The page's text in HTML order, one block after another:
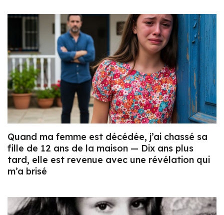
Quand ma femme est décédée, j’ai chassé sa
fille de 12 ans de la maison — Dix ans plus
tard, elle est revenue avec une révélation qui
m’a brisé